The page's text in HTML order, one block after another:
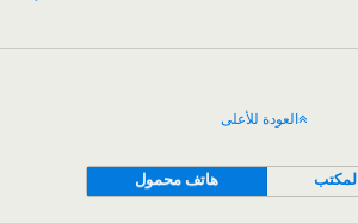
العودة للأعلى
هاتف محمول